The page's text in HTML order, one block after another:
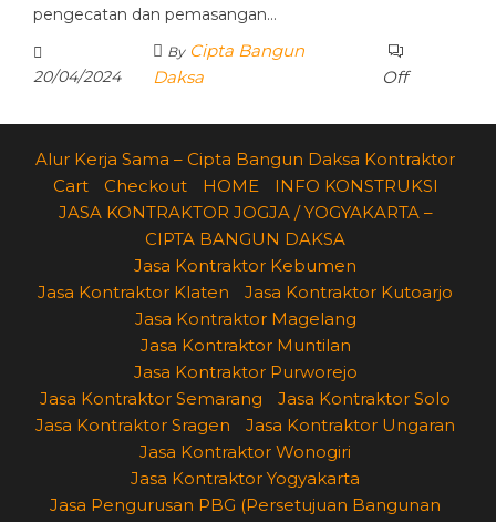
pengecatan dan pemasangan…
20/04/2024
By Cipta Bangun
Daksa
Off
Alur Kerja Sama – Cipta Bangun Daksa Kontraktor
Cart
Checkout HOME
INFO KONSTRUKSI
JASA KONTRAKTOR JOGJA / YOGYAKARTA –
CIPTA BANGUN DAKSA
Jasa Kontraktor Kebumen
Jasa Kontraktor Klaten
Jasa Kontraktor Kutoarjo
Jasa Kontraktor Magelang
Jasa Kontraktor Muntilan
Jasa Kontraktor Purworejo
Jasa Kontraktor Semarang
Jasa Kontraktor Solo
Jasa Kontraktor Sragen
Jasa Kontraktor Ungaran
Jasa Kontraktor Wonogiri
Jasa Kontraktor Yogyakarta
Jasa Pengurusan PBG (Persetujuan Bangunan